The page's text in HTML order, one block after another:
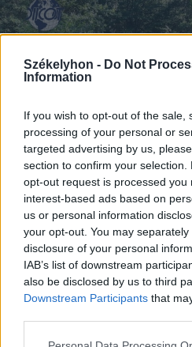
Székelyhon - Do Not
Information
If you wish to opt-out of the sale,
processing of your personal or
targeted advertising by us,
section to confirm your
opt-out request is processed you
interest-based ads based on
us or personal information
your opt-out. You may
disclosure of your personal
IAB’s list of downstream
also be disclosed by us to third
Downstream Participants that
2026. augusztus 06.,
Nyírfásban
Háromszéken